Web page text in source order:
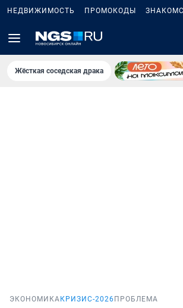
НЕДВИЖИМОСТЬ ПРОМОКОДЫ
Жёсткая соседская драка
ЭКОНОМИКА КРИЗИС-2026 ПРОБЛЕМА